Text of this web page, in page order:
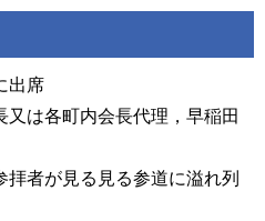
出席
は各町内会長代理，早稲田
者が見る見る参道に溢れ列